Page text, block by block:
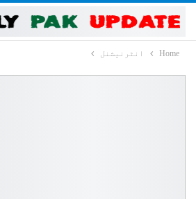
Home انٹرنیشنل